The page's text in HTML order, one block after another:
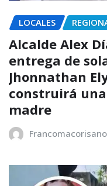
LOCALES
Alcalde Alex
entrega de
Jhonnathan
construirá
madre